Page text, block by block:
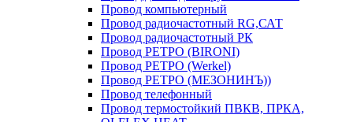
Провод компьютерный
Провод радиочастотный RG,САТ
Провод радиочастотный РК
Провод РЕТРО (BIRONI)
Провод РЕТРО (Werkel)
Провод РЕТРО (МЕЗОНИНЪ))
Провод телефонный
Провод термостойкий ПВКВ, ПРКА,